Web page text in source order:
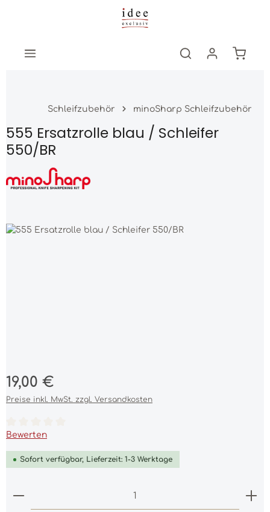
Zum Hauptinhalt springen
Schleifzubehör minoSharp Schleifzubehör
555 Ersatzrolle blau / Schleifer
550/BR
Bildergalerie überspringen
Regulärer Preis:
19,00 €
Preise inkl. MwSt. zzgl. Versandkosten
Durchschnittliche Bewertung von 0 von 5 Sternen
Bewerten
Sofort verfügbar, Lieferzeit: 1-3 Werktage
Produkt Anzahl: Gib den gewünschten Wert